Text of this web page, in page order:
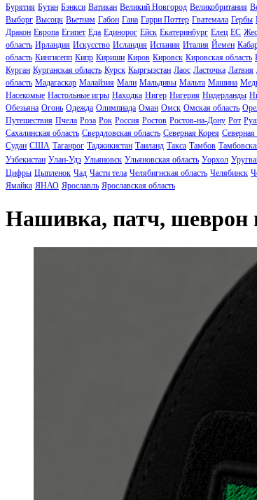
Бурятия Бутан Бэнкси Ватикан Великий Новгород Великобритания
Выборг Высоцк Вьетнам Габон Гана Гарри Поттер Гватемала Гербы
Дракон Европа Египет Еда Единорог Ейск Екатеринбург Елец ЕС
область Ирландия Искусство Исландия Испания Италия Йемен
область Кингисепп Кипр Кириши Киров Кировск Кировская область
Курган Курганская область Курск Кыргызстан Лаос Ласточка Латвия
область Мадагаскар Малайзия Мали Мальдивы Мальта Машина
Насекомые Настольные игры Находка Нигер Нигерия Нидерланды
Обезьяна Огонь Одежда Олимпиада Оман Омск Омская область
Путешествия Пчела Роза Рок Россия Ростов Ростов-на-Дону Рот
Сахалинская область Свердловская область Северная Корея
Судан США Таганрог Таджикистан Таиланд Такса Тамбов
Узбекистан Улан-Удэ Ульяновск Ульяновская область Уорхол
Цифры Цыпленок Чад Части тела Челябигнская область Челябинск
Ямайка ЯНАО Ярославль Ярославская область
Нашивка, патч, шеврон